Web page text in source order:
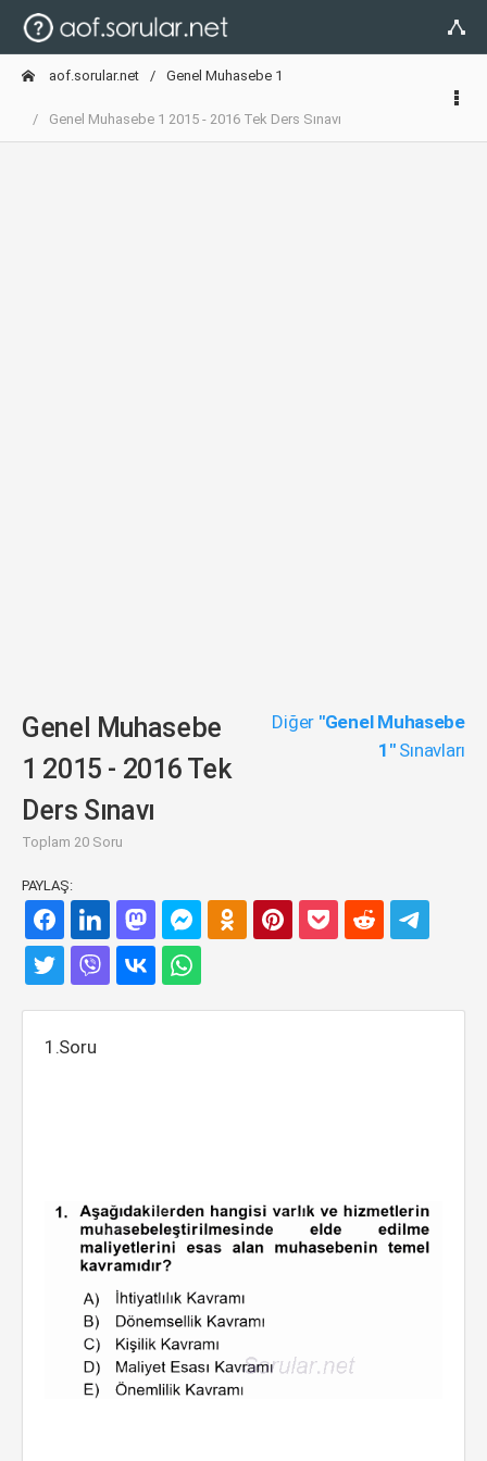
aof.sorular.net Genel Muhasebe 1
Genel Muhasebe 1 2015 - 2016 Tek Ders Sınavı
Genel Muhasebe
1 2015 - 2016 Tek
Ders Sınavı
Toplam 20 Soru
Diğer "Genel Muhasebe
1"Sınavları
PAYLAŞ:
1.Soru